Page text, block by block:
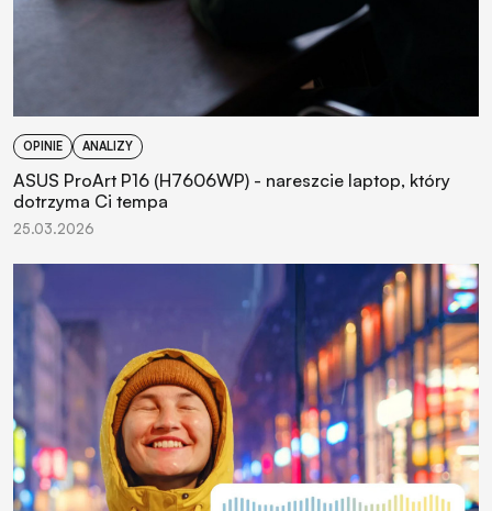
OPINIE ANALIZY
ASUS ProArt P16 (H7606WP) - nareszcie laptop, który
dotrzyma Ci tempa
25.03.2026